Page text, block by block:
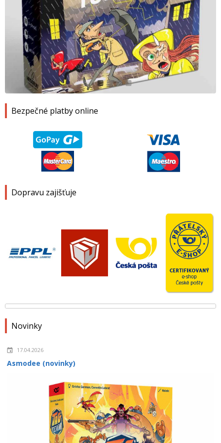
Bezpečné platby online
Dopravu zajišťuje
Novinky
17.04.2026
Asmodee (novinky)